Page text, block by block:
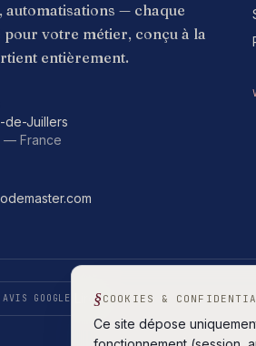
automatisations — chaque
votre métier, conçu à la
entièrement.
de-Juillers
— France
GOOGLE Lire COOKIES &
Ce site dépose